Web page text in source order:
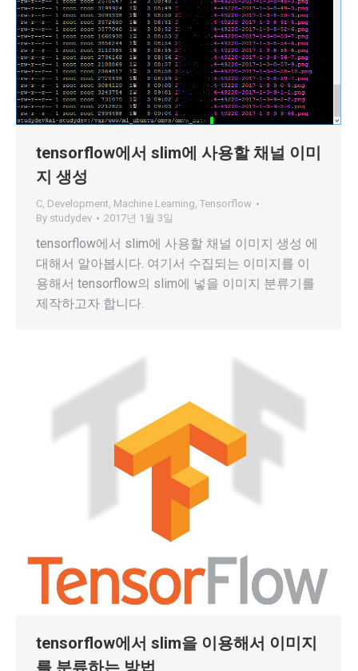
tensorflow에서 slim에 사용할 채널 이미
지 생성
C, Development, Machine Learning, Tensorflow
By studydev 2017년 1월 3일
tensorflow에서 slim에 사용할 채널 이미지 생성 에
대해서 알아봅시다. 여기서 수집되는 이미지를 이
용해서 tensorflow의 slim에 넣을 이미지 분류기를
제작하고자 합니다.
tensorflow에서 slim을 이용해서 이미지